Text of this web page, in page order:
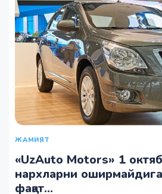
ЖАМИЯТ
«UzAuto Motors» 1
нархларни
фақат...